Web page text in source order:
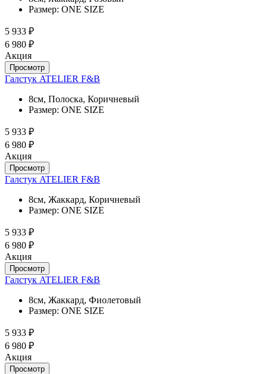
Размер: ONE SIZE
5 933 ₽
6 980 ₽
Акция
Просмотр
Галстук ATELIER F&B
8см, Полоска, Коричневый
Размер: ONE SIZE
5 933 ₽
6 980 ₽
Акция
Просмотр
Галстук ATELIER F&B
8см, Жаккард, Коричневый
Размер: ONE SIZE
5 933 ₽
6 980 ₽
Акция
Просмотр
Галстук ATELIER F&B
8см, Жаккард, Фиолетовый
Размер: ONE SIZE
5 933 ₽
6 980 ₽
Акция
Просмотр